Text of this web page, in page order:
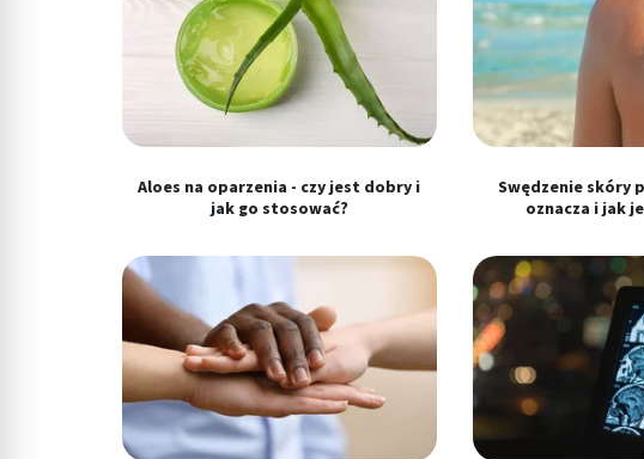
Aloes na oparzenia - czy jest dobry i
jak go stosować?
Swędzenie skóry
oznacza i jak
Rozwój i ulepszanie usług
Wykorzystywanie ograniczonych danych do wyboru treści
Użycie dokładnych danych geolokalizacyjnych
Identyfikowanie urządzeń na podstawie aktywnie żądanych informacji
Wydajność (Performance)
Reklama / śledzenie